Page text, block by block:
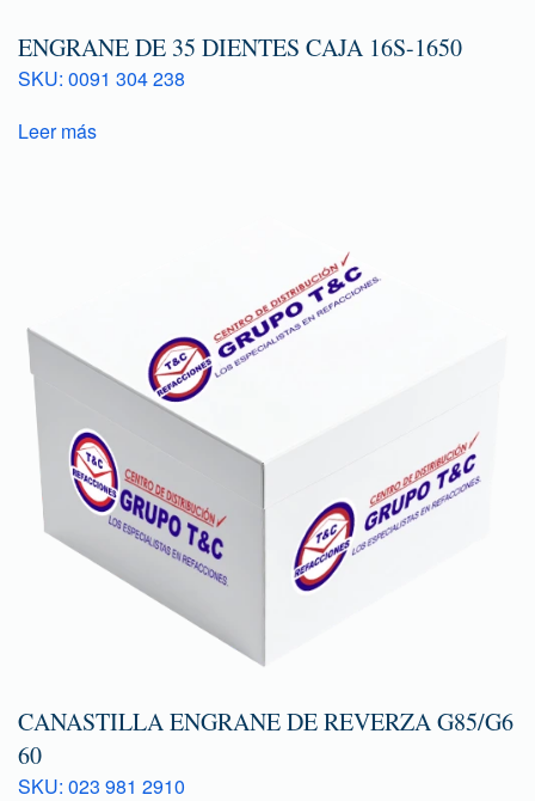
ENGRANE DE 35 DIENTES CAJA 16S-1650
SKU: 0091 304 238
Leer más
CANASTILLA ENGRANE DE REVERZA G85/G6
60
SKU: 023 981 2910